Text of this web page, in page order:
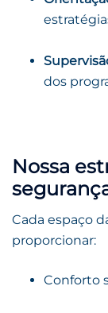
dos
Nossa
Cada espaço
proporcionar:
Conforto